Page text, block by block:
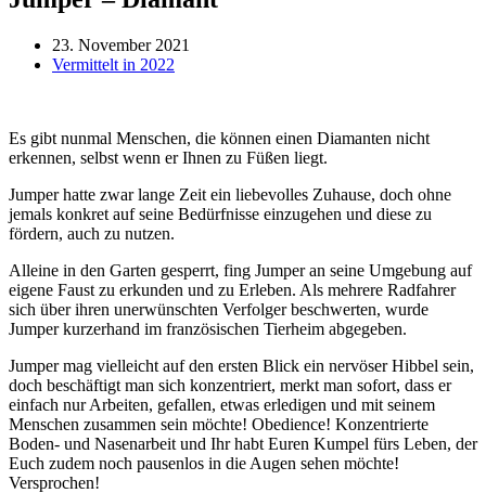
23. November 2021
Vermittelt in 2022
Es gibt nunmal Menschen, die können einen Diamanten nicht
erkennen, selbst wenn er Ihnen zu Füßen liegt.
Jumper hatte zwar lange Zeit ein liebevolles Zuhause, doch ohne
jemals konkret auf seine Bedürfnisse einzugehen und diese zu
fördern, auch zu nutzen.
Alleine in den Garten gesperrt, fing Jumper an seine Umgebung auf
eigene Faust zu erkunden und zu Erleben. Als mehrere Radfahrer
sich über ihren unerwünschten Verfolger beschwerten, wurde
Jumper kurzerhand im französischen Tierheim abgegeben.
Jumper mag vielleicht auf den ersten Blick ein nervöser Hibbel sein,
doch beschäftigt man sich konzentriert, merkt man sofort, dass er
einfach nur Arbeiten, gefallen, etwas erledigen und mit seinem
Menschen zusammen sein möchte! Obedience! Konzentrierte
Boden- und Nasenarbeit und Ihr habt Euren Kumpel fürs Leben, der
Euch zudem noch pausenlos in die Augen sehen möchte!
Versprochen!